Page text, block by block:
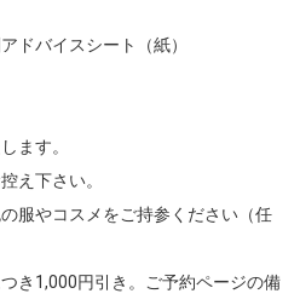
ドバイスシート（紙）
ます。
え下さい。
服やコスメをご持参ください（任
き1,000円引き。ご予約ページの備